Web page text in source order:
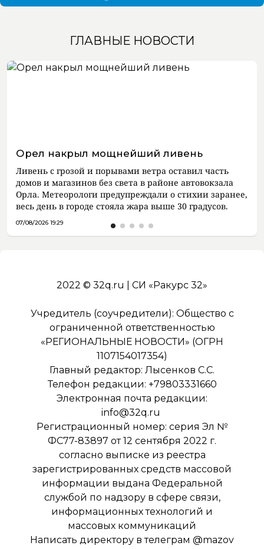
ГЛАВНЫЕ НОВОСТИ
Орел накрыл мощнейший ливень
Ливень с грозой и порывами ветра оставил часть
домов и магазинов без света в районе автовокзала
Орла. Метеорологи предупреждали о стихии заранее,
весь день в городе стояла жара выше 30 градусов.
07/08/2026 19:29
2022 © 32q.ru | СИ «Ракурс 32»
Учредитель (соучредители): Общество с
ограниченной ответственностью
«РЕГИОНАЛЬНЫЕ НОВОСТИ» (ОГРН
1107154017354)
Главный редактор: Лысенков С.С.
Телефон редакции: +79803331660
Электронная почта редакции:
info@32q.ru
Регистрационный номер: серия Эл №
ФС77-83897 от 12 сентября 2022 г.
согласно выписке из реестра
зарегистрированных средств массовой
информации выдана Федеральной
службой по надзору в сфере связи,
информационных технологий и
массовых коммуникаций
Написать директору в телеграм @mazov